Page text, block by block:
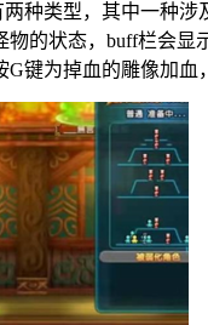
种类型，其中一种
的状态，buff栏会
键为掉血的雕像加血